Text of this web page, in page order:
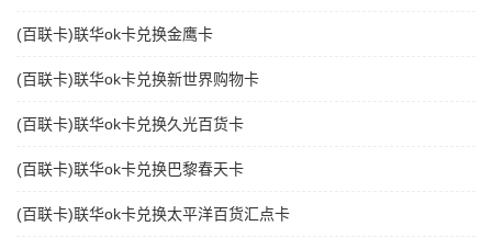
(百联卡)联华ok卡兑换金鹰卡
(百联卡)联华ok卡兑换新世界购物卡
(百联卡)联华ok卡兑换久光百货卡
(百联卡)联华ok卡兑换巴黎春天卡
(百联卡)联华ok卡兑换太平洋百货汇点卡